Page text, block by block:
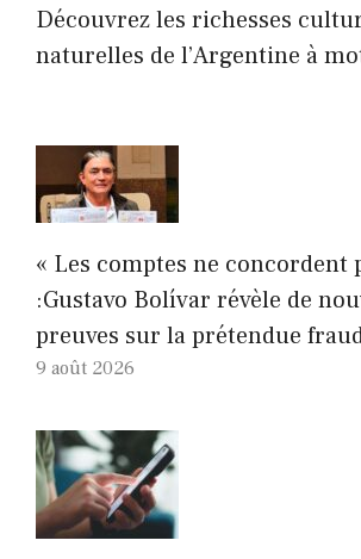
Découvrez les richesses
naturelles de l’Argentine à
« Les comptes ne concordent
:Gustavo Bolívar révèle de
preuves sur la prétendue
9 août 2026